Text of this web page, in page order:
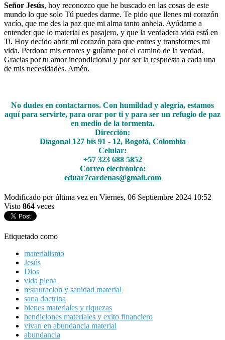
Señor Jesús, hoy reconozco que he buscado en las cosas de este
mundo lo que solo Tú puedes darme. Te pido que llenes mi corazón
vacío, que me des la paz que mi alma tanto anhela. Ayúdame a
entender que lo material es pasajero, y que la verdadera vida está en
Ti. Hoy decido abrir mi corazón para que entres y transformes mi
vida. Perdona mis errores y guíame por el camino de la verdad.
Gracias por tu amor incondicional y por ser la respuesta a cada una
de mis necesidades. Amén.
No dudes en contactarnos. Con humildad y alegría, estamos
aquí para servirte, para orar por ti y para ser un refugio de paz
en medio de la tormenta.
Dirección:
Diagonal 127 bis 91 - 12, Bogotá, Colombia
Celular:
+57 323 688 5852
Correo electrónico:
eduar7cardenas@gmail.com
Modificado por última vez en Viernes, 06 Septiembre 2024 10:52
Visto 864 veces
Etiquetado como
materialismo
Jesús
Dios
vida plena
restauracion y sanidad material
sana doctrina
bienes materiales y riquezas
bendiciones materiales y exito financiero
vivan en abundancia material
abundancia